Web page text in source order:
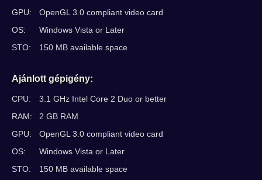
GPU:
OpenGL 3.0 compliant video card
OS:
Windows Vista or Later
STO:
150 MB available space
Ajánlott gépigény:
CPU:
3.1 GHz Intel Core 2 Duo or better
RAM:
2 GB RAM
GPU:
OpenGL 3.0 compliant video card
OS:
Windows Vista or Later
STO:
150 MB available space